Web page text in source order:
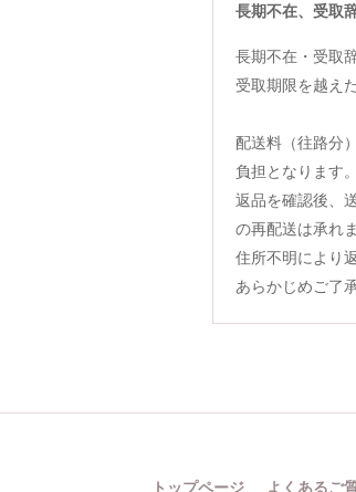
長期不在、受取
長期不在・受取
受取期限を越え
配送料（往路分
負担となります。
返品を確認後、
の再配送は承れ
住所不明により
あらかじめご了
トップページ よくあるご